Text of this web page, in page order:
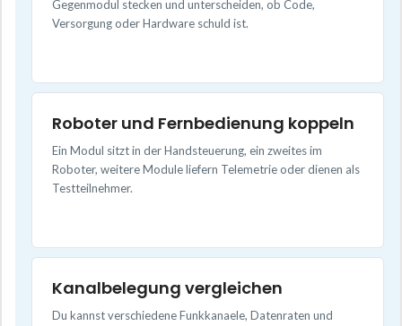
Gegenmodul stecken und unterscheiden, ob Code,
Versorgung oder Hardware schuld ist.
Roboter und Fernbedienung koppeln
Ein Modul sitzt in der Handsteuerung, ein zweites im
Roboter, weitere Module liefern Telemetrie oder dienen als
Testteilnehmer.
Kanalbelegung vergleichen
Du kannst verschiedene Funkkanaele, Datenraten und